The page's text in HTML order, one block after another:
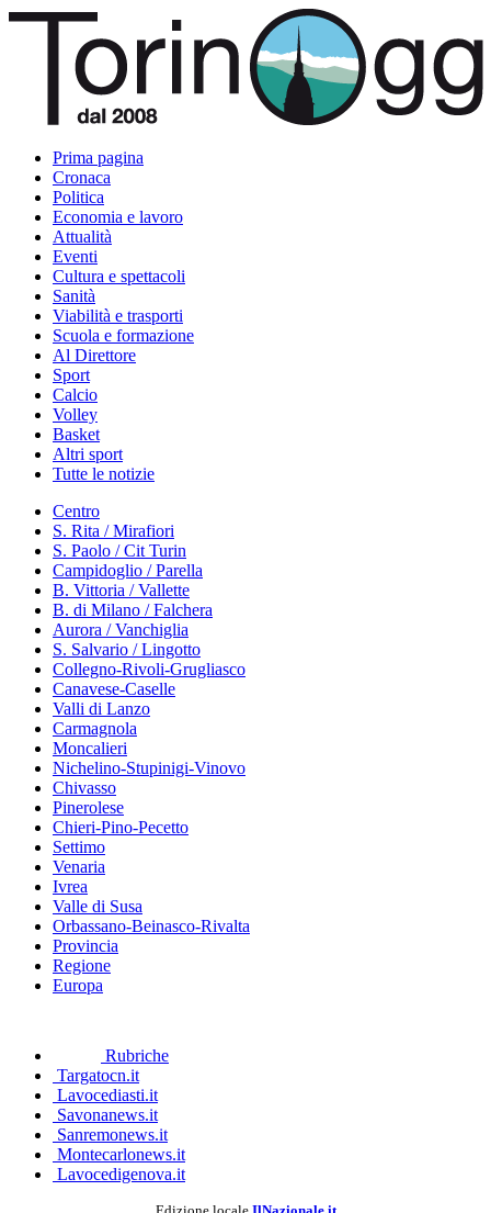
Prima pagina
Cronaca
Politica
Economia e lavoro
Attualità
Eventi
Cultura e spettacoli
Sanità
Viabilità e trasporti
Scuola e formazione
Al Direttore
Sport
Calcio
Volley
Basket
Altri sport
Tutte le notizie
Centro
S. Rita / Mirafiori
S. Paolo / Cit Turin
Campidoglio / Parella
B. Vittoria / Vallette
B. di Milano / Falchera
Aurora / Vanchiglia
S. Salvario / Lingotto
Collegno-Rivoli-Grugliasco
Canavese-Caselle
Valli di Lanzo
Carmagnola
Moncalieri
Nichelino-Stupinigi-Vinovo
Chivasso
Pinerolese
Chieri-Pino-Pecetto
Settimo
Venaria
Ivrea
Valle di Susa
Orbassano-Beinasco-Rivalta
Provincia
Regione
Europa
Rubriche
Targatocn.it
Lavocediasti.it
Savonanews.it
Sanremonews.it
Montecarlonews.it
Lavocedigenova.it